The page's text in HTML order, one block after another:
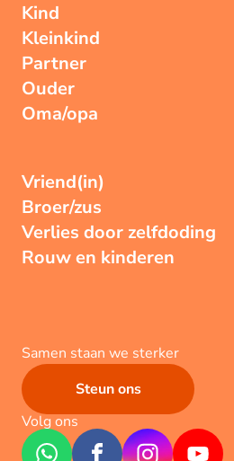
Kind
Kleinkind
Partner
Ouder
Oma/opa
Vriend(in)
Broer/zus
Verlies door zelfdoding
Rouw en kinderen
Samen staan we sterker
Steun ons
Volg ons